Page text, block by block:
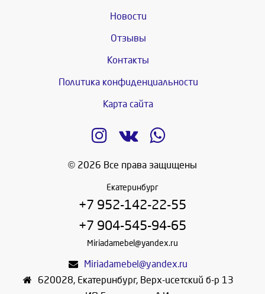
Новости
Отзывы
Контакты
Политика конфиденциальности
Карта сайта
© 2026 Все права защищены
Екатеринбург
+7 952-142-22-55
+7 904-545-94-65
Miriadamebel@yandex.ru
Miriadamebel@yandex.ru
620028, Екатеринбург, Верх-исетский б-р 13